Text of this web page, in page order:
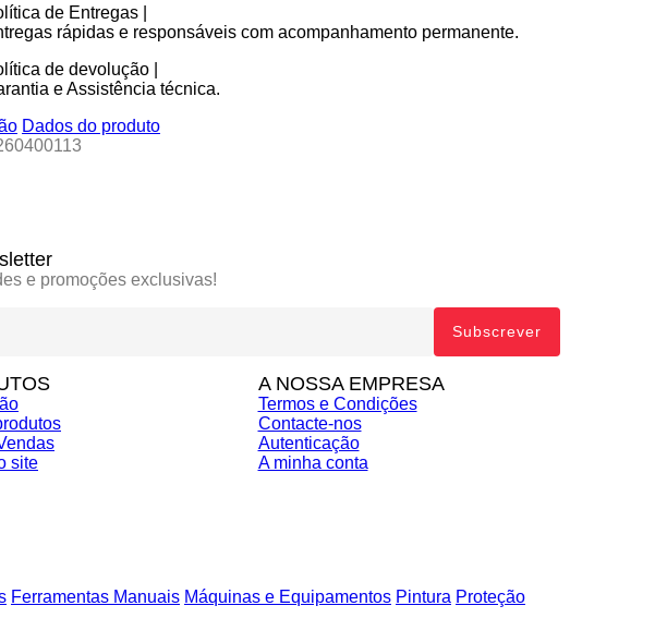
de Entregas |
rápidas e responsáveis com acompanhamento permanente.
de devolução |
e Assistência técnica.
Dados do produto
e promoções exclusivas!
site
A NOSSA EMPRESA
Termos e Condições
Contacte-nos
Autenticação
A minha conta
Ferramentas Manuais Máquinas e Equipamentos Pintura Proteção